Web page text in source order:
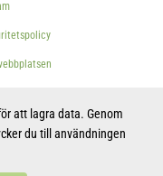
att lagra data. Genom
du till användningen